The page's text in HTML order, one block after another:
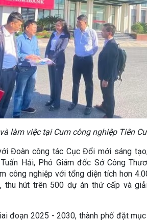
làm việc tại Cum công nghiệp Tiên
Đoàn công tác Cục Đổi mới sáng
Hải, Phó Giám đốc Sở Công
công nghiệp với tổng diện tích hơn
thu hút trên 500 dự án thứ cấp và
đoạn 2025 - 2030, thành phố đặt